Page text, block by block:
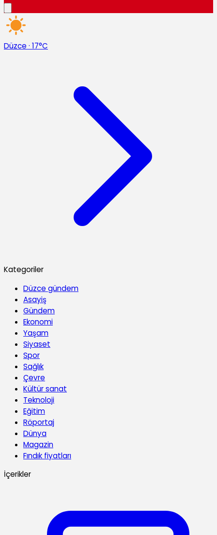
Düzce · 17°C
Kategoriler
Düzce gündem
Asayiş
Gündem
Ekonomi
Yaşam
Siyaset
Spor
Sağlık
Çevre
Kültür sanat
Teknoloji
Eğitim
Röportaj
Dünya
Magazin
Fındık fiyatları
İçerikler